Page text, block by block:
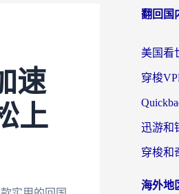
速
上
翻回国
海外地